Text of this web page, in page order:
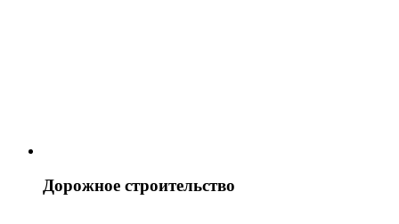
Дорожное строительство